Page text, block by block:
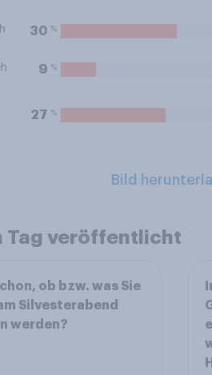
30 %
9 %
27 %
Bild
Tag veröffentlicht
ob bzw. was Sie
Silvesterabend
werden?